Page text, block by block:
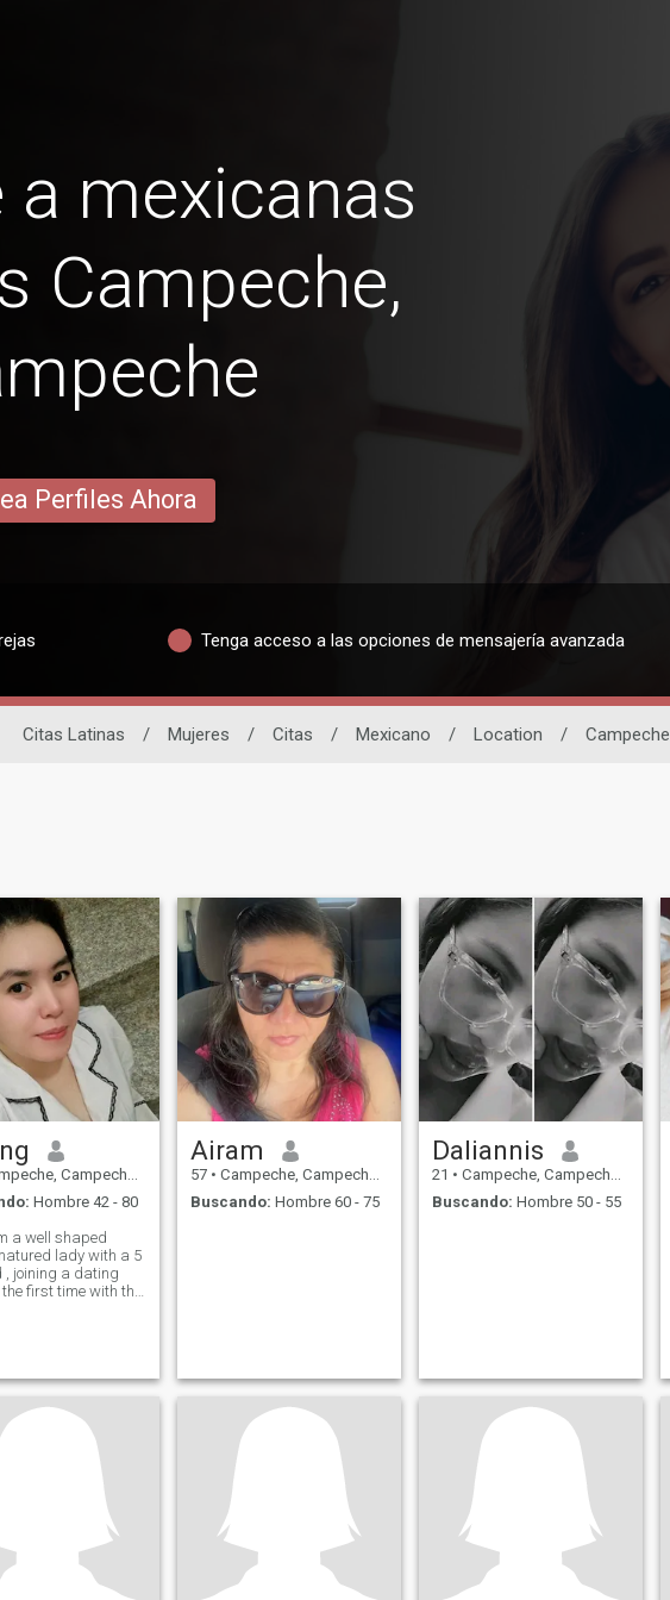
a mexicanas
Campeche,
Perfiles Ahora
Tenga acceso a las opciones de mensajería avanzada
Citas Latinas / Mujeres / Citas / Mexicano / Location / Campeche
Campeche, México
Hombre 42 - 80
a well shaped
lady with a 5
, joining a dating
first time with the
be serious and time
before i end if you
to meet in person
texting , hope to
a MATURED MAN
WILLING TO MEET
VERY
Airam
57 • Campeche, Campeche, México
Buscando: Hombre 60 - 75
Daliannis
21 • Campeche, Campeche, México
Buscando: Hombre 50 - 55